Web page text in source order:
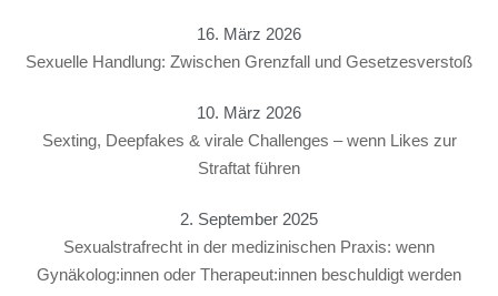
16. März 2026
Sexuelle Handlung: Zwischen Grenzfall und Gesetzesverstoß
10. März 2026
Sexting, Deepfakes & virale Challenges – wenn Likes zur
Straftat führen
2. September 2025
Sexualstrafrecht in der medizinischen Praxis: wenn
Gynäkolog:innen oder Therapeut:innen beschuldigt werden